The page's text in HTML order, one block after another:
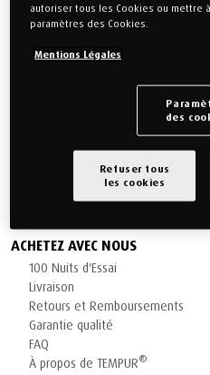
Message
ACHETEZ AVEC NOUS
100 Nuits d'Essai
Livraison
Retours et Remboursements
Garantie qualité
FAQ
À propos de TEMPUR®
autoriser tous les Cookies ou mettre
paramètres des Cookies.
Mentions Légales
des
Refuser tous
les cookies